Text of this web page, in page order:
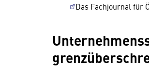
Das Fachjournal für